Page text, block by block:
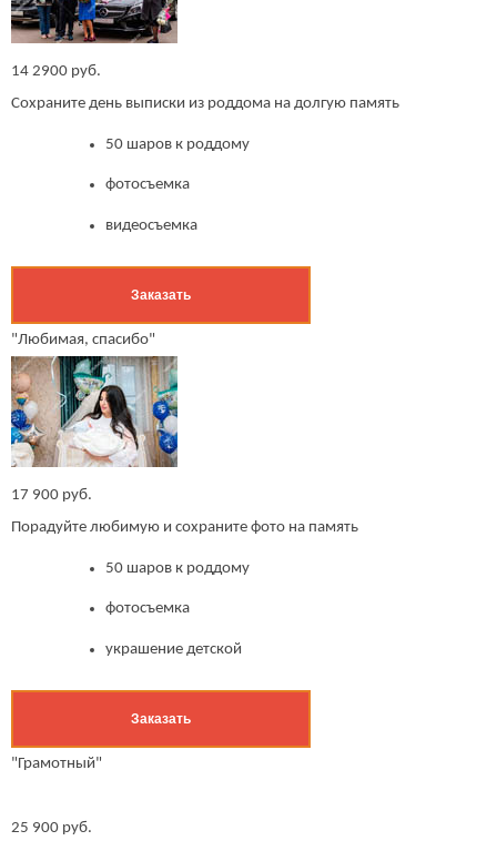
14 2900 руб.
Сохраните день выписки из роддома на долгую память
50 шаров к роддому
фотосъемка
видеосъемка
Заказать
"Любимая, спасибо"
17 900 руб.
Порадуйте любимую и сохраните фото на память
50 шаров к роддому
фотосъемка
украшение детской
Заказать
"Грамотный"
25 900 руб.